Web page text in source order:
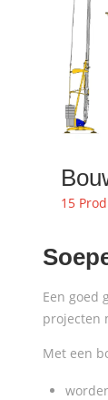
15
Een goed
projecten
Met een